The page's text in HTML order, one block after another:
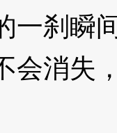
一刹瞬
消失，